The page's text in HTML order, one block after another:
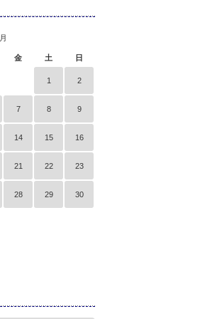
金 土 日
1 2
7 8 9
14 15 16
21 22 23
28 29 30